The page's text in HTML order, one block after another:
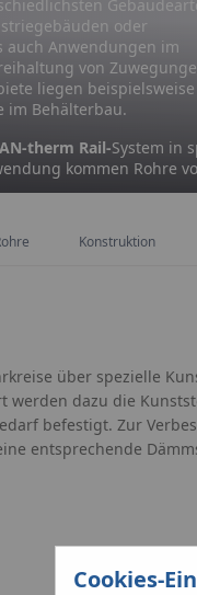
oder
auch Anwendungen im
von
liegen
im Behälterbau.
therm Rail-System in
kommen Rohre
Konstruktion
über spezielle
werden dazu die
befestigt. Zur
entsprechende
Cookies-